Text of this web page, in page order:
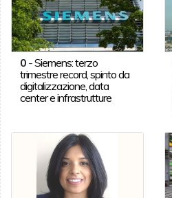
0-Siemens: terzo
trimestre record, spinto da
digitalizzazione, data
center e infrastrutture